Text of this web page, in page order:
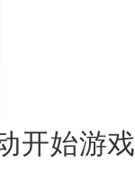
开始游戏